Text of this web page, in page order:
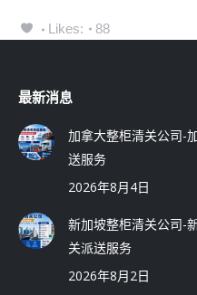
Likes: 88
最新消息
加拿大整柜清关公司-
送服务
2026年8月4日
新加坡整柜清关公司-
关派送服务
2026年8月2日